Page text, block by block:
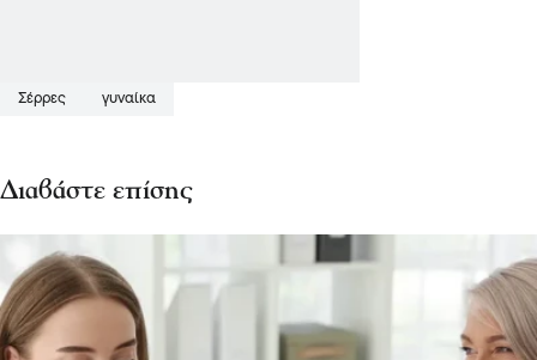
Σέρρες γυναίκα
Διαβάστε επίσης